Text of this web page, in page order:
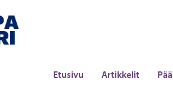
Etusivu Artikkelit